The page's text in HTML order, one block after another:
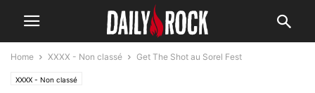
Home XXXX - Non classé Get The Shot au Sorel Fest
XXXX - Non classé